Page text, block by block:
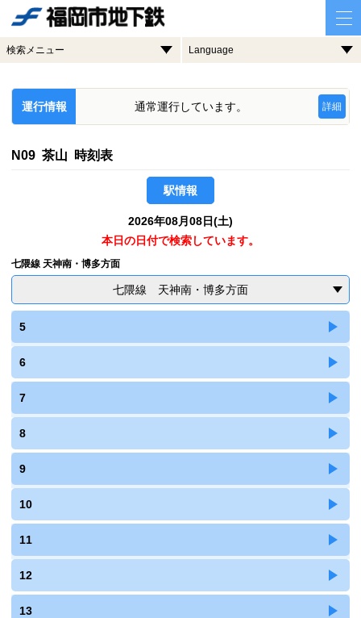
検索メニュー Language
運行情報 通常運行しています。 詳細
N09 茶山 時刻表
駅情報
2026年08月08日(土)
本日の日付で検索しています。
七隈線 天神南・博多方面
七隈線 天神南・博多方面
5
6
7
8
9
10
11
12
13